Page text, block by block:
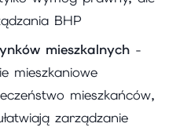
BHP
mieszkalnych-
mieszkaniowe
mieszkańców,
zarządzanie